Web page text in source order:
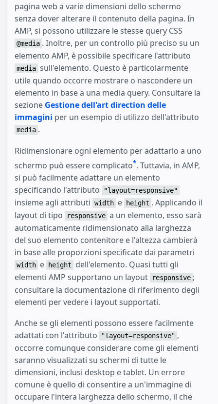
pagina web a varie dimensioni dello schermo
senza dover alterare il contenuto della pagina. In
AMP, si possono utilizzare le stesse query CSS
@media . Inoltre, per un controllo più preciso su un
elemento AMP, è possibile specificare l'attributo
media sull'elemento. Questo è particolarmente
utile quando occorre mostrare o nascondere un
elemento in base a una media query. Consultare la
sezione Gestione dell'art direction delle
immagini per un esempio di utilizzo dell'attributo
media .
Ridimensionare ogni elemento per adattarlo a uno
schermo può essere complicato*. Tuttavia, in AMP,
si può facilmente adattare un elemento
specificando l'attributo
"layout=responsive"
insieme agli attributi width e height . Applicando il
layout di tipo
responsive a un elemento, esso sarà
automaticamente ridimensionato alla larghezza
del suo elemento contenitore e l'altezza cambierà
in base alle proporzioni specificate dai parametri
width e height
dell'elemento. Quasi tutti gli
elementi AMP supportano un layout
responsive ;
consultare la documentazione di riferimento degli
elementi per vedere i layout supportati.
Anche se gli elementi possono essere facilmente
adattati con l'attributo
"layout=responsive" ,
occorre comunque considerare come gli elementi
saranno visualizzati su schermi di tutte le
dimensioni, inclusi desktop e tablet. Un errore
comune è quello di consentire a un'immagine di
occupare l'intera larghezza dello schermo, il che